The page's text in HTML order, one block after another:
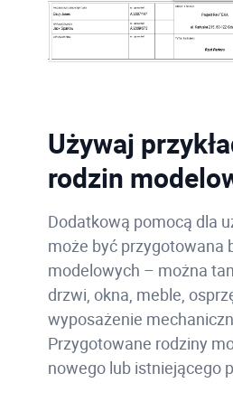
Używaj
rodzin
Dodatkową pomocą dla
może być przygotowana
modelowych – można
drzwi, okna, meble,
wyposażenie
Przygotowane rodziny
nowego lub istniejącego